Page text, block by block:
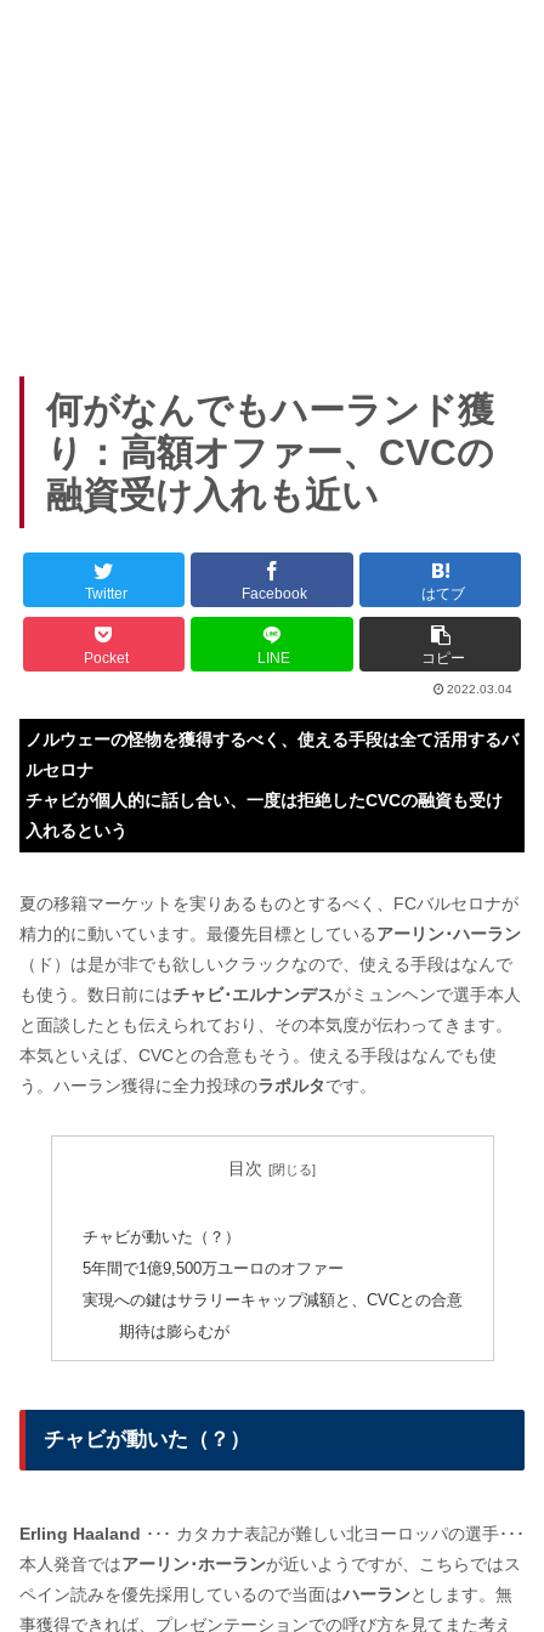
何がなんでもハーランド獲
り：高額オファー、CVCの
融資受け入れも近い
Twitter Facebook はてブ
Pocket LINE コピー
2022.03.04
ノルウェーの怪物を獲得するべく、使える手段は全て活用するバ
ルセロナ
チャビが個人的に話し合い、一度は拒絶したCVCの融資も受け
入れるという
夏の移籍マーケットを実りあるものとするべく、FCバルセロナが
精力的に動いています。最優先目標としているアーリン･ハーラン
（ド）は是が非でも欲しいクラックなので、使える手段はなんで
も使う。数日前にはチャビ･エルナンデスがミュンヘンで選手本人
と面談したとも伝えられており、その本気度が伝わってきます。
本気といえば、CVCとの合意もそう。使える手段はなんでも使
う。ハーラン獲得に全力投球のラポルタです。
目次
チャビが動いた（？）
5年間で1億9,500万ユーロのオファー
実現への鍵はサラリーキャップ減額と、CVCとの合意
期待は膨らむが
チャビが動いた（？）
Erling Haaland ･･･ カタカナ表記が難しい北ヨーロッパの選手･･･
本人発音ではアーリン･ホーランが近いようですが、こちらではス
ペイン読みを優先採用しているので当面はハーランとします。無
事獲得できれば、プレゼンテーションでの呼び方を見てまた考え